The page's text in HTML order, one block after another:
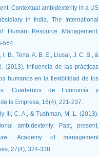
Contextual ambidexterity in a US
in India. The International
Human Resource Management,
564.
I. B., Tena, A. B. E., Llusar, J. C. B., &
(2013). Influencia de las prácticas
humanos en la flexibilidad de los
Cuadernos de Economía y
la Empresa, 16(4), 221-237.
III, C. A., & Tushman, M. L. (2013).
ambidexterity: Past, present,
Academy of management
27(4), 324-338.